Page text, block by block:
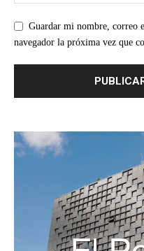
Guardar mi nombre, correo
navegador la próxima vez que